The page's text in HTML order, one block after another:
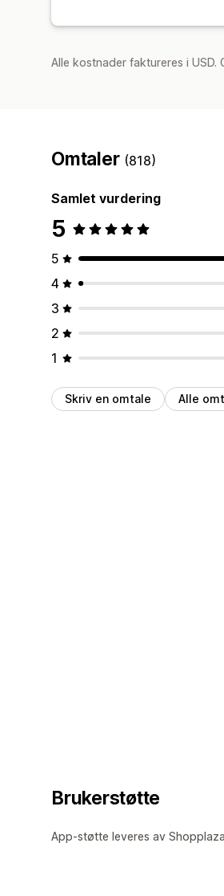
Alle kostnader faktureres i
Omtaler (818)
Samlet vurdering
5
5
4
3
2
1
Skriv en omtale Alle
Brukerstøtte
App-støtte leveres av